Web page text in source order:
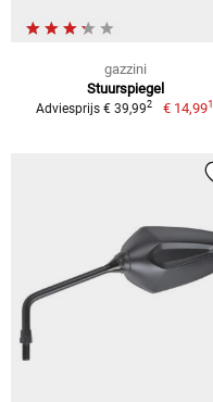
gazzini
Stuurspiegel
Adviesprijs € 39,992 € 14,991